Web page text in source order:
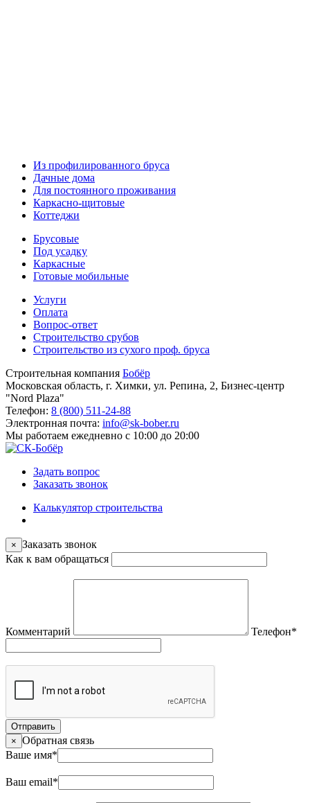
Из профилированного бруса
Дачные дома
Для постоянного проживания
Каркасно-щитовые
Коттеджи
Брусовые
Под усадку
Каркасные
Готовые мобильные
Услуги
Оплата
Вопрос-ответ
Строительство срубов
Строительство из сухого проф. бруса
Строительная компания Бобёр
Московская область, г. Химки, ул. Репина, 2, Бизнес-центр
"Nord Plaza"
Телефон: 8 (800) 511-24-88
Электронная почта: info@sk-bober.ru
Мы работаем ежедневно с 10:00 до 20:00
Задать вопрос
Заказать звонок
Калькулятор строительства
× Заказать звонок
Как к вам обращаться
Комментарий Телефон*
Отправить
× Обратная связь
Ваше имя*
Ваш email*